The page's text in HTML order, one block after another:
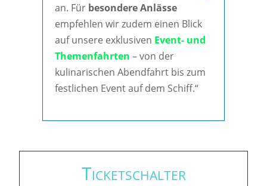
an. Für besondere Anlässe
empfehlen wir zudem einen Blick
auf unsere exklusiven Event- und
Themenfahrten – von der
kulinarischen Abendfahrt bis zum
festlichen Event auf dem Schiff.“
Ticketschalter